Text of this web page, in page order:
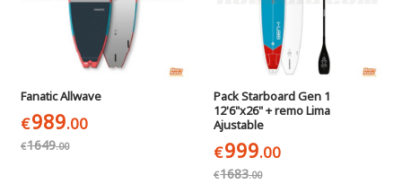
Fanatic Allwave
€989.00
€1649.00
Pack Starboard Gen 1
12'6"x26" + remo Lima
Ajustable
€999.00
€1683.00